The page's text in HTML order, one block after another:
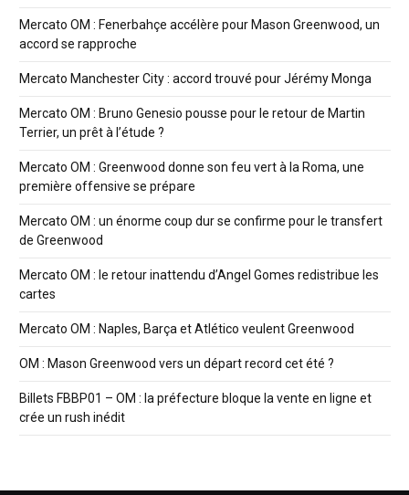
Mercato OM : Fenerbahçe accélère pour Mason Greenwood, un
accord se rapproche
Mercato Manchester City : accord trouvé pour Jérémy Monga
Mercato OM : Bruno Genesio pousse pour le retour de Martin
Terrier, un prêt à l’étude ?
Mercato OM : Greenwood donne son feu vert à la Roma, une
première offensive se prépare
Mercato OM : un énorme coup dur se confirme pour le transfert
de Greenwood
Mercato OM : le retour inattendu d’Angel Gomes redistribue les
cartes
Mercato OM : Naples, Barça et Atlético veulent Greenwood
OM : Mason Greenwood vers un départ record cet été ?
Billets FBBP01 – OM : la préfecture bloque la vente en ligne et
crée un rush inédit